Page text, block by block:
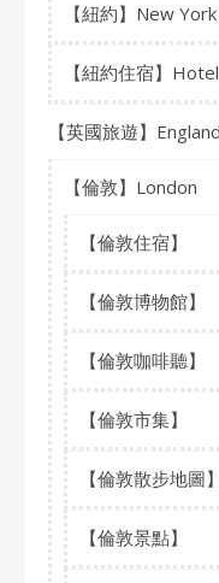
【紐約】New York
【紐約住宿】
【英國旅遊】England
【倫敦】London
【倫敦住宿】
【倫敦博物館】
【倫敦咖啡聽】
【倫敦市集】
【倫敦散步地圖】
【倫敦景點】